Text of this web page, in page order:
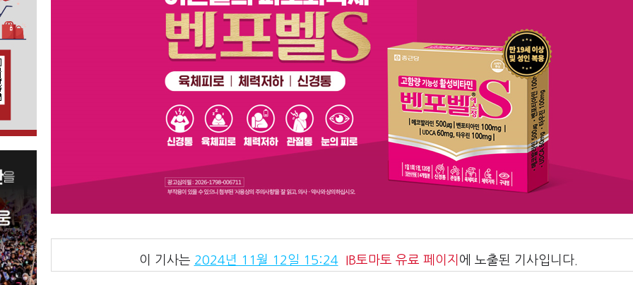
이 기사는 2024년 11월 12일 15:24 IB토마토 유료 페이지 에 노출된 기사입니다.